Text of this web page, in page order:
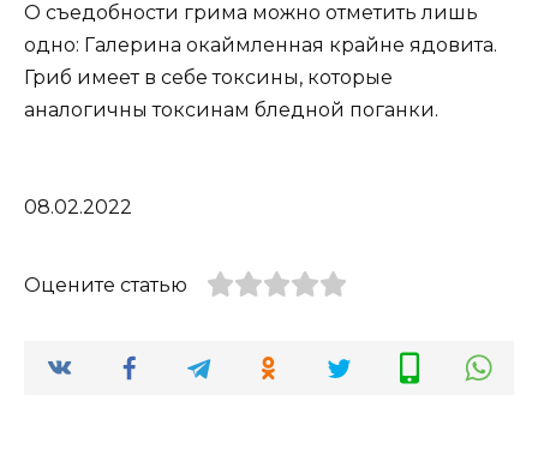
О съедобности грима можно отметить лишь
одно: Галерина окаймленная крайне ядовита.
Гриб имеет в себе токсины, которые
аналогичны токсинам бледной поганки.
08.02.2022
Оцените статью